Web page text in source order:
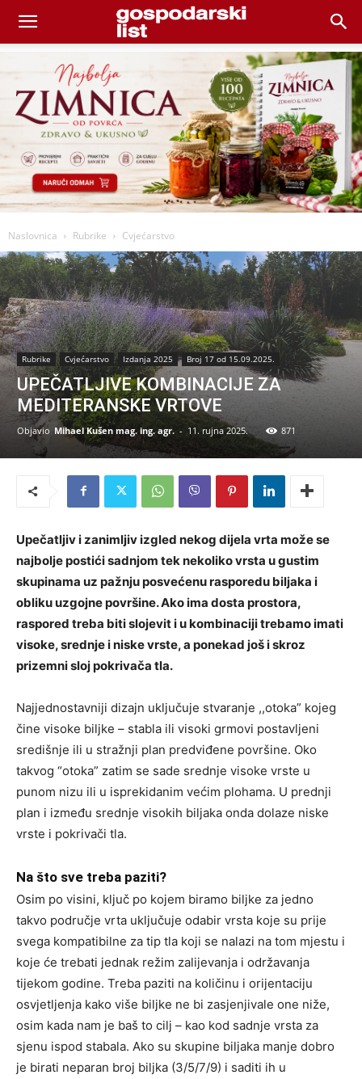
Naslovnica Rubrike Cvjećarstvo
Rubrike Cvjećarstvo Izdanja 2025 Broj 17 od 15.09.2025.
UPEČATLJIVE KOMBINACIJE ZA
MEDITERANSKE VRTOVE
Objavio Mihael Kušen mag. ing. agr. - 11. rujna 2025. 871
Upečatljiv i zanimljiv izgled nekog dijela vrta može se
najbolje postići sadnjom tek nekoliko vrsta u gustim
skupinama uz pažnju posvećenu rasporedu biljaka i
obliku uzgojne površine. Ako ima dosta prostora,
raspored treba biti slojevit i u kombinaciji trebamo imati
visoke, srednje i niske vrste, a ponekad još i skroz
prizemni sloj pokrivača tla.
Najjednostavniji dizajn uključuje stvaranje ,,otoka” kojeg
čine visoke biljke – stabla ili visoki grmovi postavljeni
središnje ili u stražnji plan predviđene površine. Oko
takvog “otoka” zatim se sade srednje visoke vrste u
punom nizu ili u isprekidanim većim plohama. U prednji
plan i između srednje visokih biljaka onda dolaze niske
vrste i pokrivači tla.
Na što sve treba paziti?
Osim po visini, ključ po kojem biramo biljke za jedno
takvo područje vrta uključuje odabir vrsta koje su prije
svega kompatibilne za tip tla koji se nalazi na tom mjestu i
koje će trebati jednak režim zalijevanja i održavanja
tijekom godine. Treba paziti na količinu i orijentaciju
osvjetljenja kako više biljke ne bi zasjenjivale one niže,
osim kada nam je baš to cilj – kao kod sadnje vrsta za
sjenu ispod stabala. Ako su skupine biljaka manje dobro
je birati neparan broj biljka (3/5/7/9) i saditi ih u